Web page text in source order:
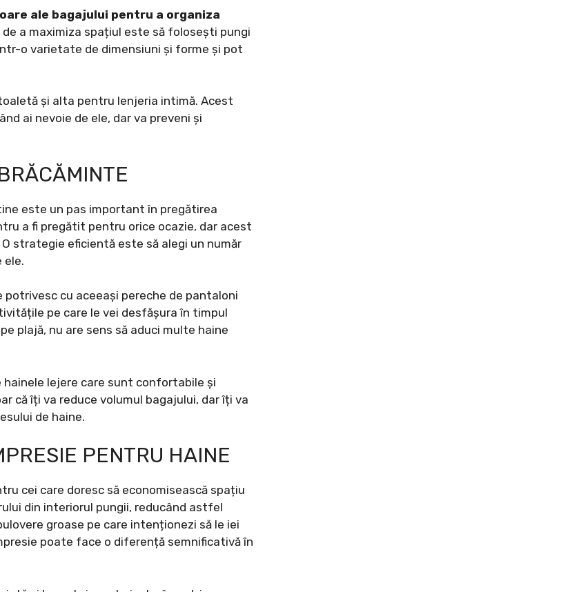
ale bagajului pentru a organiza
de a maximiza spațiul este să folosești pungi
o varietate de dimensiuni și forme și pot
și alta pentru lenjeria intimă. Acest
ai nevoie de ele, dar va preveni și
este un pas important în pregătirea
a fi pregătit pentru orice ocazie, dar acest
strategie eficientă este să alegi un număr
ele.
cu aceeași pereche de pantaloni
pe care le vei desfășura în timpul
plajă, nu are sens să aduci multe haine
lejere care sunt confortabile și
că îți va reduce volumul bagajului, dar îți va
de haine.
PENTRU HAINE
cei care doresc să economisească spațiu
din interiorul pungii, reducând astfel
groase pe care intenționezi să le iei
poate face o diferență semnificativă în